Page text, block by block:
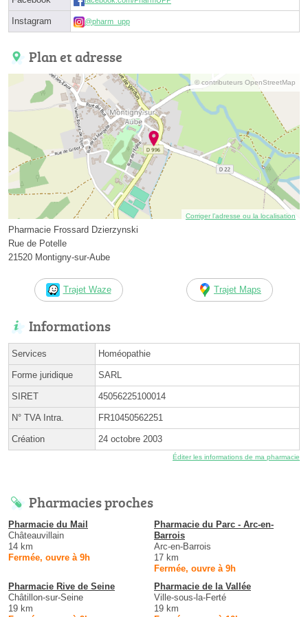
Instagram @pharm_upp
Plan et adresse
© contributeurs OpenStreetMap
Corriger l’adresse ou la localisation
Pharmacie Frossard Dzierzynski
Rue de Potelle
21520 Montigny-sur-Aube
Trajet Waze Trajet Maps
Informations
Services Homéopathie
Forme juridique SARL
SIRET 45056225100014
N° TVA Intra. FR10450562251
Création 24 octobre 2003
Éditer les informations de ma pharmacie
Pharmacies proches
Pharmacie du Mail
Châteauvillain
14 km
Fermée, ouvre à 9h
Pharmacie du Parc - Arc-en-
Barrois
Arc-en-Barrois
17 km
Fermée, ouvre à 9h
Pharmacie Rive de Seine
Châtillon-sur-Seine
19 km
Pharmacie de la Vallée
Ville-sous-la-Ferté
19 km